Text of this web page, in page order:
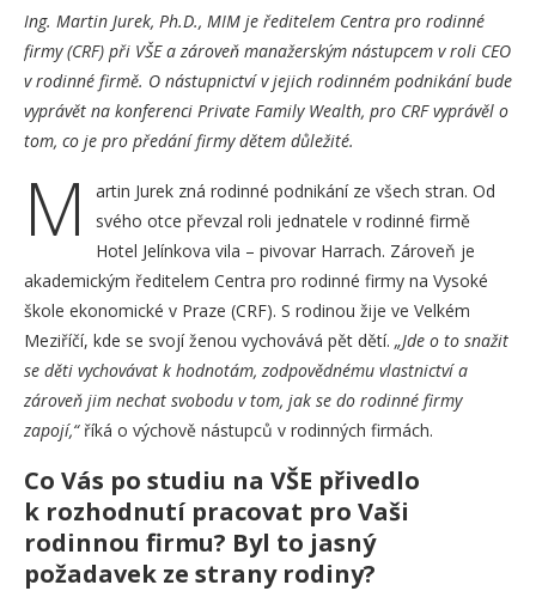
Ing. Martin Jurek, Ph.D., MIM je ředitelem Centra pro rodinné
firmy (CRF) při VŠE a zároveň manažerským nástupcem v roli CEO
v rodinné firmě. O nástupnictví v jejich rodinném podnikání bude
vyprávět na konferenci Private Family Wealth, pro CRF vyprávěl o
tom, co je pro předání firmy dětem důležité.
M
artin Jurek zná rodinné podnikání ze všech stran. Od
svého otce převzal roli jednatele v rodinné firmě
Hotel Jelínkova vila – pivovar Harrach. Zároveň je
akademickým ředitelem Centra pro rodinné firmy na Vysoké
škole ekonomické v Praze (CRF). S rodinou žije ve Velkém
Meziříčí, kde se svojí ženou vychovává pět dětí. „Jde o to snažit
se děti vychovávat k hodnotám, zodpovědnému vlastnictví a
zároveň jim nechat svobodu v tom, jak se do rodinné firmy
zapojí,“říká o výchově nástupců v rodinných firmách.
Co Vás po studiu na VŠE přivedlo
k rozhodnutí pracovat pro Vaši
rodinnou firmu? Byl to jasný
požadavek ze strany rodiny?